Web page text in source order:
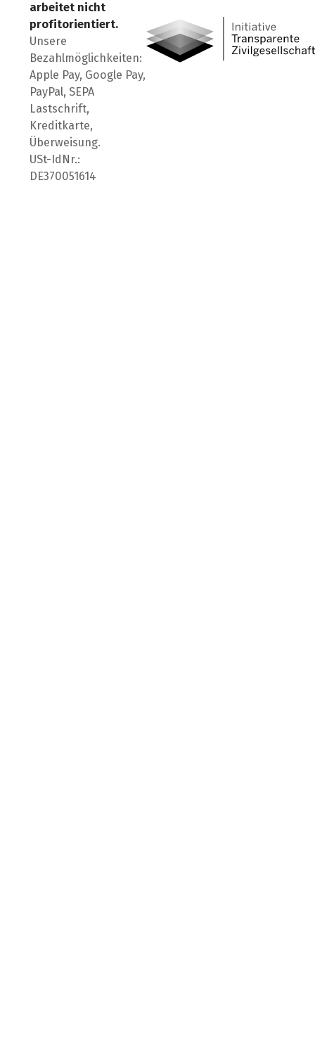
arbeitet nicht
profitorientiert.
Unsere
Bezahlmöglichkeiten:
Apple Pay, Google Pay,
PayPal, SEPA
Lastschrift,
Kreditkarte,
Überweisung.
USt-IdNr.:
DE370051614